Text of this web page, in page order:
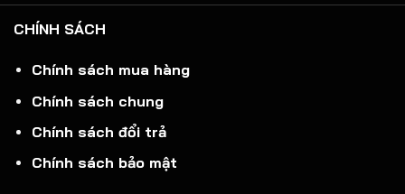
CHÍNH SÁCH
Chính sách mua hàng
Chính sách chung
Chính sách đổi trả
Chính sách bảo mật